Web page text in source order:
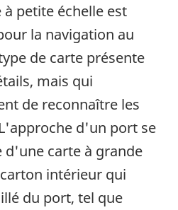
petite échelle est
la navigation au
de carte présente
mais qui
de reconnaître les
d'un port se
carte à grande
intérieur qui
du port, tel que